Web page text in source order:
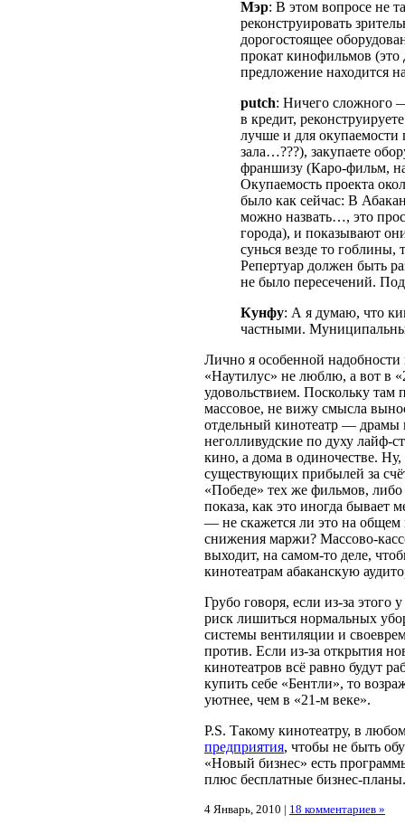
Мэр: В этом вопросе не
реконструировать
дорогостоящее
прокат кинофильмов (это
предложение находится
putch: Ничего сложного
в кредит,
лучше и для
зала…???), закупаете
франшизу (Каро-фильм,
Окупаемость проекта
было как сейчас: В
можно назвать…, это
города), и показывают
сунься везде то гоблины,
Репертуар должен быть
не было пересечений.
Кунфу: А я думаю, что
частными.
Лично я особенной
«Наутилус» не люблю, а вот в
удовольствием. Поскольку там
массовое, не вижу смысла
отдельный кинотеатр — драмы
неголливудские по духу лайф-
кино, а дома в одиночестве.
существующих прибылей за
«Победе» тех же фильмов, либо
показа, как это иногда бывает
— не скажется ли это на общем
снижения маржи? Массово-
выходит, на самом-то деле,
кинотеатрам абаканскую
Грубо говоря, если из-за этого
риск лишиться нормальных
системы вентиляции и
против. Если из-за открытия
кинотеатров всё равно будут
купить себе «Бентли», то
уютнее, чем в «21-м веке».
P.S. Такому кинотеатру, в
предприятия, чтобы не быть
«Новый бизнес» есть
плюс бесплатные бизнес-планы.
4 Январь, 2010 | 18 комментариев »